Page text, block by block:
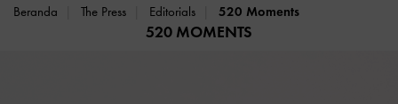
Beranda The Press Editorials 520 Moments
520 MOMENTS